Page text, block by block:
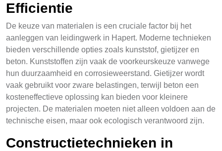
Efficientie
De keuze van materialen is een cruciale factor bij het
aanleggen van leidingwerk in Hapert. Moderne technieken
bieden verschillende opties zoals kunststof, gietijzer en
beton. Kunststoffen zijn vaak de voorkeurskeuze vanwege
hun duurzaamheid en corrosieweerstand. Gietijzer wordt
vaak gebruikt voor zware belastingen, terwijl beton een
kosteneffectieve oplossing kan bieden voor kleinere
projecten. De materialen moeten niet alleen voldoen aan de
technische eisen, maar ook ecologisch verantwoord zijn.
Constructietechnieken in